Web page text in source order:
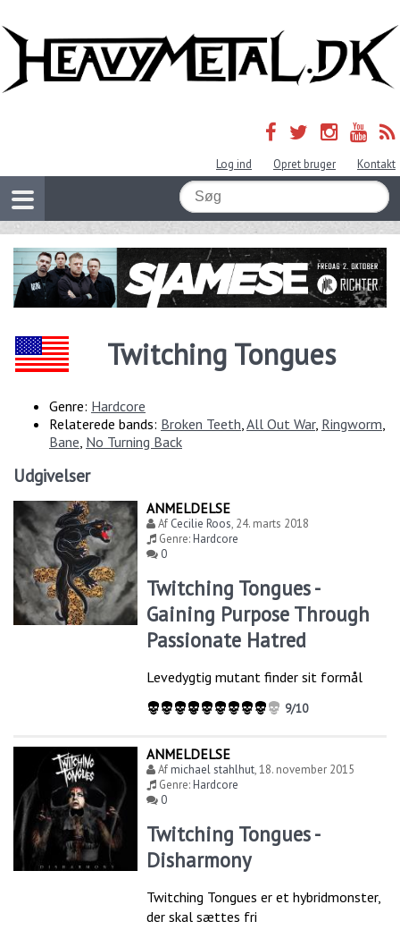
Log ind Opret bruger Kontakt
Twitching Tongues
Genre: Hardcore
Relaterede bands: Broken Teeth All Out War, Ringworm
Bane No Turning Back
Udgivelser
ANMELDELSE
Af Cecilie Roos, 24. marts 2018
Genre:Hardcore
0
Twitching Tongues -
Gaining Purpose Through
Passionate Hatred
Levedygtig mutant finder sit formål
9/10
ANMELDELSE
Afmichael stahlhut,18. november 2015
Genre:Hardcore
0
Twitching Tongues -
Disharmony
​Twitching Tongues er et hybridmonster,
der skal sættes fri